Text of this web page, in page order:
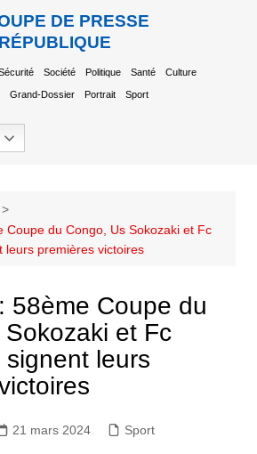
DE PRESSE
Société Politique Santé Culture
Grand-Dossier Portrait Sport
Coupe du Congo, Us Sokozaki et Fc
leurs premières victoires
58ème Coupe du
et Fc
leurs
21 mars 2024 Sport